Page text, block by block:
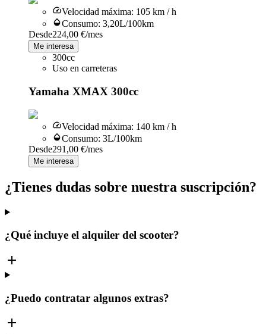
Velocidad máxima: 105 km / h
Consumo: 3,20L/100km
Desde224,00 €/mes
Me interesa
300cc
Uso en carreteras
Yamaha XMAX 300cc
Velocidad máxima: 140 km / h
Consumo: 3L/100km
Desde291,00 €/mes
Me interesa
¿Tienes dudas sobre nuestra suscripción?
¿Qué incluye el alquiler del scooter?
¿Puedo contratar algunos extras?